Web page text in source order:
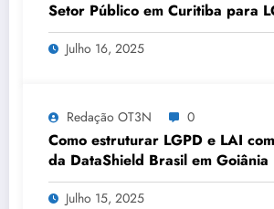
Setor Público em Curitiba para
setor público | Série DataShield
Julho 16, 2025
Redação OT3N 0
Como estruturar LGPD e LAI
da DataShield Brasil em
DataShield 103
Julho 15, 2025